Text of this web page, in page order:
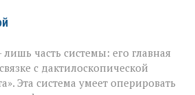
часть системы: его главная
с дактилоскопической
Эта система умеет оперировать